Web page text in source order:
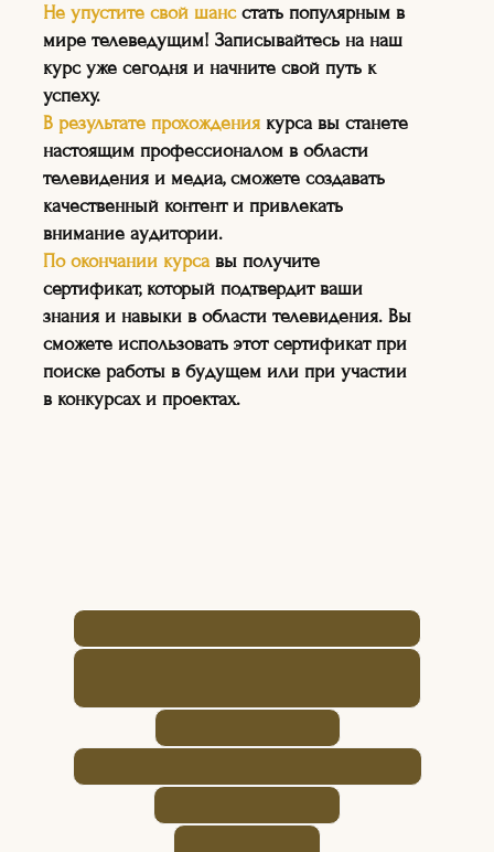
узнать о последних
тенденциях в мире
телевидения и
медиаиндустрии, а также о
том, как создавать
качественный контент.
НА КУРСЕ:"ТЕЛЕВЕДУЩИХ"
ДЛЯ ДЕТЕЙ И ВЗРОСЛЫХ
Не упустите свой шансстать популярным в
мире телеведущим! Записывайтесь на наш
курс уже сегодня и начните свой путь к
успеху.
В результате прохождения курса вы станете
настоящим профессионалом в области
телевидения и медиа, сможете создавать
качественный контент и привлекать
внимание аудитории.
По окончании курсавы получите
сертификат, который подтвердит ваши
знания и навыки в области телевидения. Вы
сможете использовать этот сертификат при
поиске работы в будущем или при участии
в конкурсах и проектах.